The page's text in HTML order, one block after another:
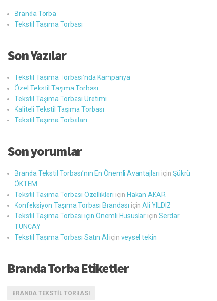
Branda Torba
Tekstil Taşıma Torbası
Son Yazılar
Tekstil Taşıma Torbası’nda Kampanya
Özel Tekstil Taşıma Torbası
Tekstil Taşıma Torbası Üretimi
Kaliteli Tekstil Taşıma Torbası
Tekstil Taşıma Torbaları
Son yorumlar
Branda Tekstil Torbası’nın En Önemli Avantajları için Şükrü
ÖKTEM
Tekstil Taşıma Torbası Özellikleri için Hakan AKAR
Konfeksiyon Taşıma Torbası Brandası için Ali YILDIZ
Tekstil Taşıma Torbası için Önemli Hususlar için Serdar
TUNCAY
Tekstil Taşıma Torbası Satın Al için veysel tekin
Branda Torba Etiketler
BRANDA TEKSTIL TORBASI